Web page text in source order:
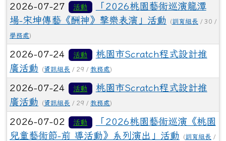
2026-07-27 活動
「2026桃園藝術巡演龍潭
場-宋坤傳藝《酬神》擊樂表演」活動
(訓育組長 / 30 /
學務處)
2026-07-24 活動
桃園市Scratch程式設計推
廣活動
(資訊組長 / 29 / 教務處)
2026-07-24 活動
桃園市Scratch程式設計推
廣活動
(資訊組長 / 29 / 教務處)
2026-07-02 活動
「2026桃園藝術巡演《桃園
兒童藝術節-前 導活動》系列演出」活動
(訓育組長 /